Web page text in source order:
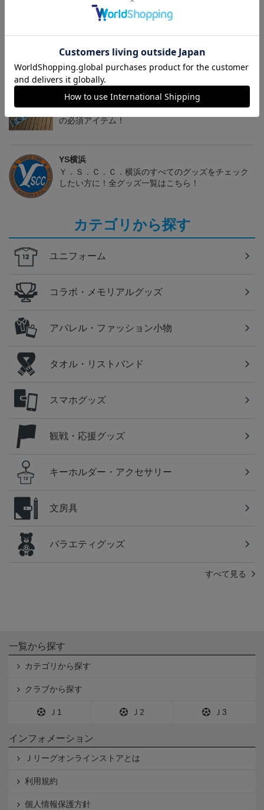
ツイル エプロン (Y.S.C.C.
5,500円
ス (Y.S.C.C.横浜)
2,860円
記念コラボ TシャツB
3,900円
トピックス
YS横浜
こだわりのデザインに注目！タオルマフラーは応援
の必須アイテム！
YS横浜
Ｙ．Ｓ．Ｃ．Ｃ．横浜のすべてのグッズをチェック
したい方に！全グッズ一覧はこちら！
カテゴリから探す
ユニフォーム
コラボ・メモリアルグッズ
アパレル・ファッション小物
タオル・リストバンド
スマホグッズ
観戦・応援グッズ
キーホルダー・アクセサリー
文房具
バラエティグッズ
すべて見る
一覧から探す
カテゴリから探す
クラブから探す
Ｊ1 Ｊ2 Ｊ3
インフォメーション
Ｊリーグオンラインストアとは
利用規約
個人情報保護方針